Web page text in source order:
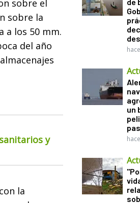
sobre el
sobre la
a los 50 mm.
del año
y
la
un